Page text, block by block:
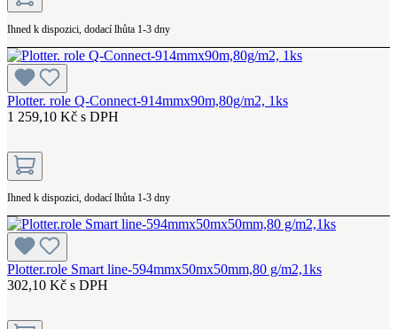
Ihned k dispozici, dodací lhůta 1-3 dny
Plotter. role Q-Connect-914mmx90m,80g/m2, 1ks
1 259,10 Kč s DPH
Ihned k dispozici, dodací lhůta 1-3 dny
Plotter.role Smart line-594mmx50mx50mm,80 g/m2,1ks
302,10 Kč s DPH